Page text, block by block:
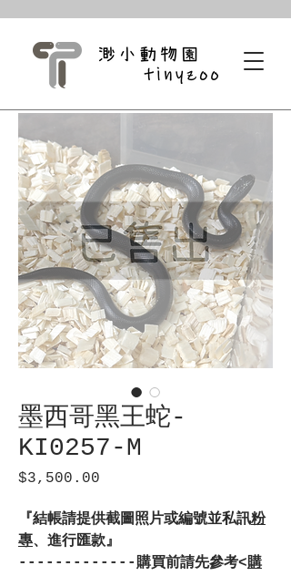
墨西哥黑王蛇-
KI0257-M
$3,500.00
『結帳請提供截圖照片或編號並私訊粉
專、進行匯款』
-------------購買前請先參考<購